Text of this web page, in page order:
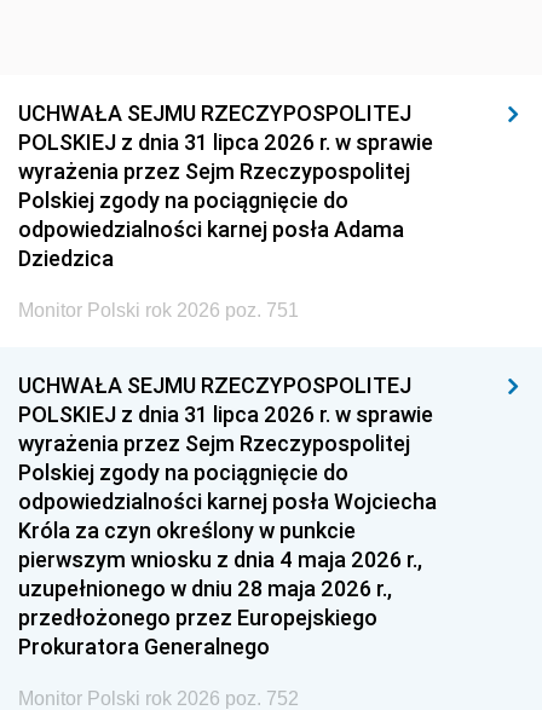
UCHWAŁA SEJMU RZECZYPOSPOLITEJ
POLSKIEJ z dnia 31 lipca 2026 r. w sprawie
wyrażenia przez Sejm Rzeczypospolitej
Polskiej zgody na pociągnięcie do
odpowiedzialności karnej posła Adama
Dziedzica
Monitor Polski rok 2026 poz. 751
UCHWAŁA SEJMU RZECZYPOSPOLITEJ
POLSKIEJ z dnia 31 lipca 2026 r. w sprawie
wyrażenia przez Sejm Rzeczypospolitej
Polskiej zgody na pociągnięcie do
odpowiedzialności karnej posła Wojciecha
Króla za czyn określony w punkcie
pierwszym wniosku z dnia 4 maja 2026 r.,
uzupełnionego w dniu 28 maja 2026 r.,
przedłożonego przez Europejskiego
Prokuratora Generalnego
Monitor Polski rok 2026 poz. 752